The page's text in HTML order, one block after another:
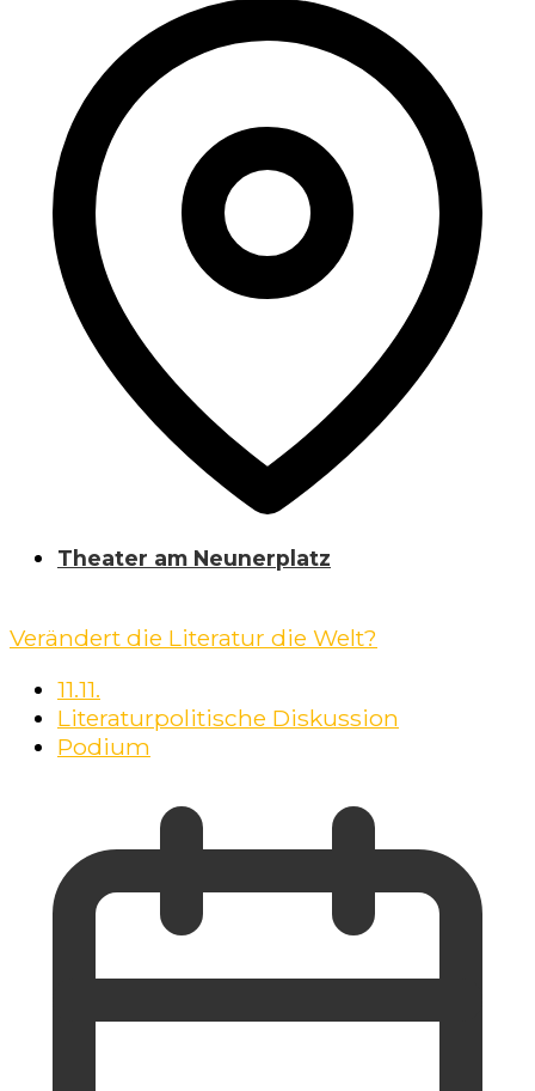
Theater am Neunerplatz
Verändert die Literatur die Welt?
11.11.
Literaturpolitische Diskussion
Podium